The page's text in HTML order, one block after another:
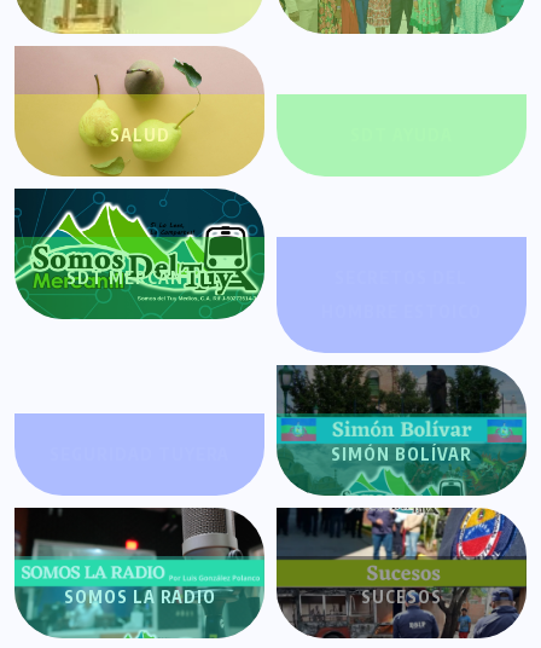
SALUD
SDT MERCANTIL
SIMÓN BOLÍVAR
SOMOS LA RADIO SUCESOS